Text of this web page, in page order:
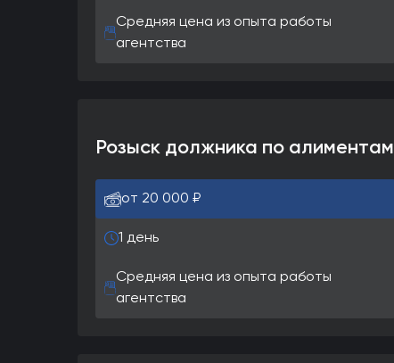
Средняя цена из опыта работы
агентства
Розыск должника по алиментам
от 20 000 ₽
1 день
Средняя цена из опыта работы
агентства